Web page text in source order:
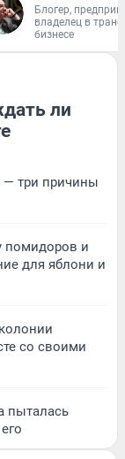
Блогер,
владелец в
бизнесе
ли
— три причины
помидоров и
для яблони и
со своими
пыталась